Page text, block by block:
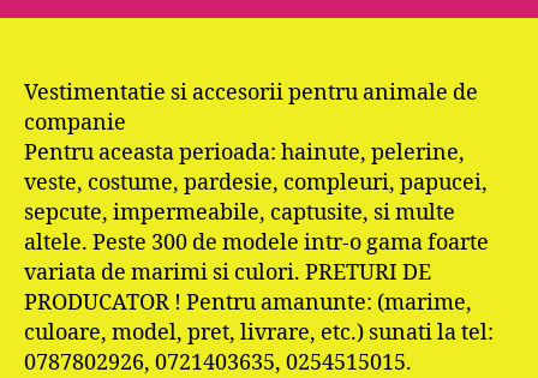
Vestimentatie si accesorii pentru animale de
companie
Pentru aceasta perioada: hainute, pelerine,
veste, costume, pardesie, compleuri, papucei,
sepcute, impermeabile, captusite, si multe
altele. Peste 300 de modele intr-o gama foarte
variata de marimi si culori. PRETURI DE
PRODUCATOR ! Pentru amanunte: (marime,
culoare, model, pret, livrare, etc.) sunati la tel:
0787802926, 0721403635, 0254515015.